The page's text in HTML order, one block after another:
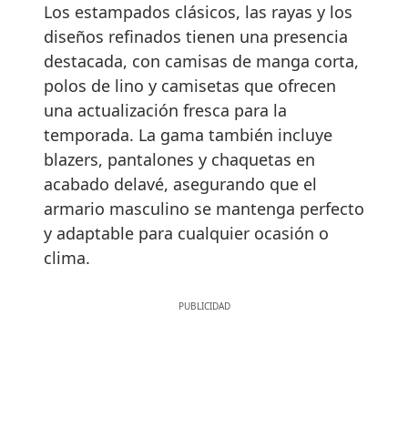
Los estampados clásicos, las rayas y los
diseños refinados tienen una presencia
destacada, con camisas de manga corta,
polos de lino y camisetas que ofrecen
una actualización fresca para la
temporada. La gama también incluye
blazers, pantalones y chaquetas en
acabado delavé, asegurando que el
armario masculino se mantenga perfecto
y adaptable para cualquier ocasión o
clima.